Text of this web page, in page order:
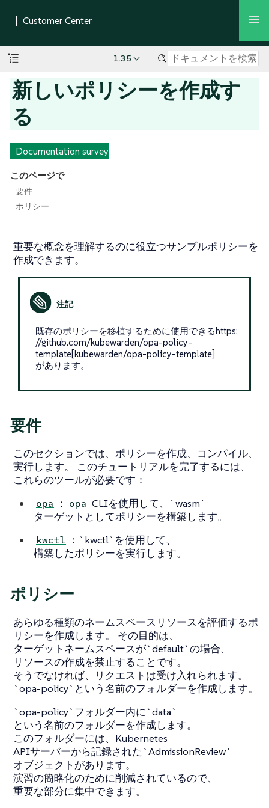
1.35
新しいポリシーを作成す
る
Documentation survey
このページで
要件
ポリシー
重要な概念を理解するのに役立つサンプルポリシーを
作成できます。
既存のポリシーを移植するために使用できるhttps:
//github.com/kubewarden/opa-policy-
template[kubewarden/opa-policy-template]
があります。
要件
このセクションでは、ポリシーを作成、コンパイル、
実行します。 このチュートリアルを完了するには、
これらのツールが必要です：
opa ： opa CLIを使用して、`wasm`
ターゲットとしてポリシーを構築します。
kwctl ：`kwctl`を使用して、
構築したポリシーを実行します。
ポリシー
あらゆる種類のネームスペースリソースを評価するポ
リシーを作成します。 その目的は、
ターゲットネームスペースが`default`の場合、
リソースの作成を禁止することです。
そうでなければ、リクエストは受け入れられます。
`opa-policy`という名前のフォルダーを作成します。
`opa-policy`フォルダー内に`data`
という名前のフォルダーを作成します。
このフォルダーには、Kubernetes
APIサーバーから記録された`AdmissionReview`
オブジェクトがあります。
演習の簡略化のために削減されているので、
重要な部分に集中できます。